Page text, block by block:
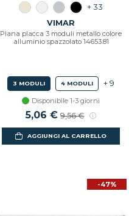
+ 33
VIMAR
Plana placca 3 moduli metallo colore
alluminio spazzolato 14653.81
3 MODULI 4 MODULI + 9
Disponibile 1-3 giorni
5,06 € 9,56 €
AGGIUNGI AL CARRELLO
-47%